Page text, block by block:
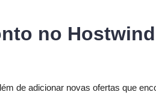
no
de adicionar novas ofertas que